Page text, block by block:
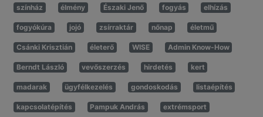
színház élmény Északi Jenő fogyás elhízás
fogyókúra jojó zsírraktár nőnap életmű
Csánki Krisztián életerő WISE Admin Know-How
Berndt László vevőszerzés hirdetés kert
madarak ügyfélkezelés gondoskodás listaépítés
kapcsolatépítés Pampuk András extrémsport